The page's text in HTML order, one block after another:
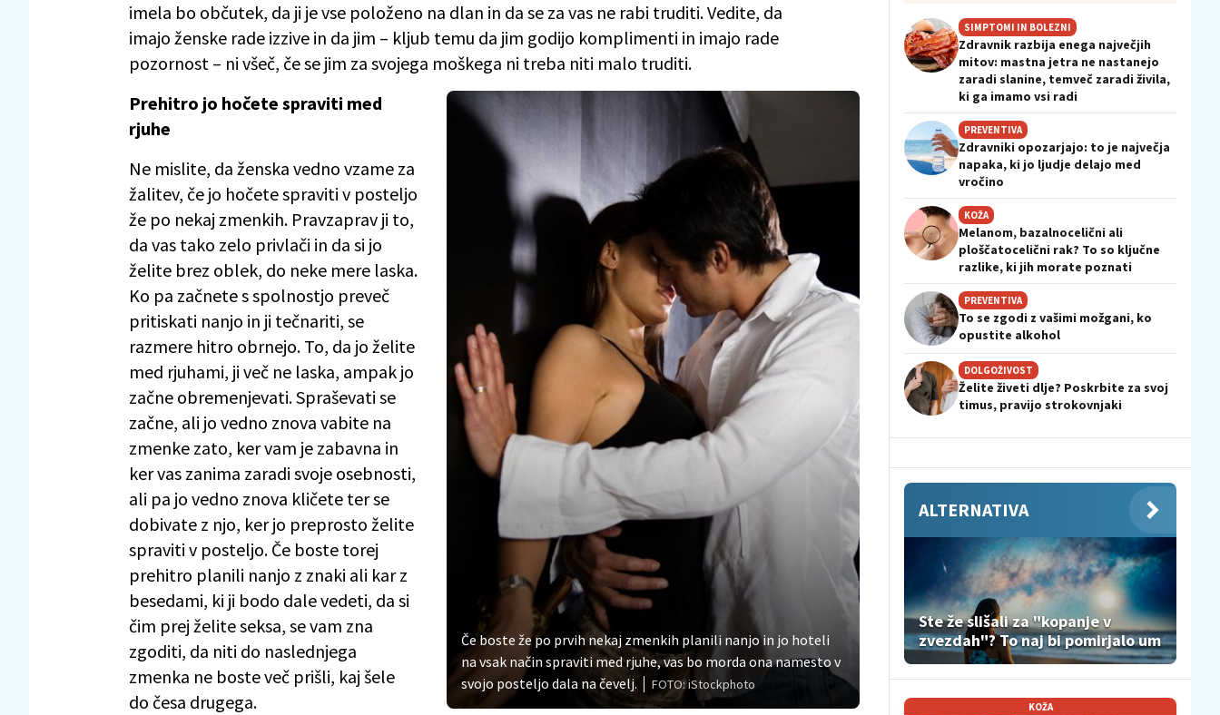
imela bo občutek, da ji je vse položeno na dlan in da se za vas ne rabi truditi. Vedite, da
imajo ženske rade izzive in da jim – kljub temu da jim godijo komplimenti in imajo rade
pozornost – ni všeč, če se jim za svojega moškega ni treba niti malo truditi.
Če boste že po prvih nekaj zmenkih planili nanjo in jo hoteli
na vsak način spraviti med rjuhe, vas bo morda ona namesto v
svojo posteljo dala na čevelj.
FOTO: iStockphoto
Prehitro jo hočete spraviti med
rjuhe
Ne mislite, da ženska vedno vzame za
žalitev, če jo hočete spraviti v posteljo
že po nekaj zmenkih. Pravzaprav ji to,
da vas tako zelo privlači in da si jo
želite brez oblek, do neke mere laska.
Ko pa začnete s spolnostjo preveč
pritiskati nanjo in ji tečnariti, se
razmere hitro obrnejo. To, da jo želite
med rjuhami, ji več ne laska, ampak jo
začne obremenjevati. Spraševati se
začne, ali jo vedno znova vabite na
zmenke zato, ker vam je zabavna in
ker vas zanima zaradi svoje osebnosti,
ali pa jo vedno znova kličete ter se
dobivate z njo, ker jo preprosto želite
spraviti v posteljo. Če boste torej
prehitro planili nanjo z znaki ali kar z
besedami, ki ji bodo dale vedeti, da si
čim prej želite seksa, se vam zna
zgoditi, da niti do naslednjega
zmenka ne boste več prišli, kaj šele
do česa drugega.
SIMPTOMI IN BOLEZNI
Zdravnik razbija enega največjih
mitov: mastna jetra ne nastanejo
zaradi slanine, temveč zaradi živila,
ki ga imamo vsi radi
PREVENTIVA
Zdravniki opozarjajo: to je največja
napaka, ki jo ljudje delajo med
vročino
KOŽA
Melanom, bazalnocelični ali
ploščatocelični rak? To so ključne
razlike, ki jih morate poznati
PREVENTIVA
To se zgodi z vašimi možgani, ko
opustite alkohol
DOLGOŽIVOST
Želite živeti dlje? Poskrbite za svoj
timus, pravijo strokovnjaki
ALTERNATIVA
Ste že slišali za "kopanje v
zvezdah"? To naj bi pomirjalo um
KOŽA